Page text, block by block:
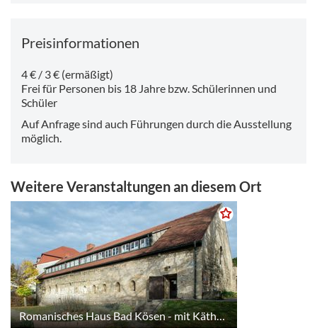
Preisinformationen
4 € / 3 € (ermäßigt)
Frei für Personen bis 18 Jahre bzw. Schülerinnen und
Schüler
Auf Anfrage sind auch Führungen durch die Ausstellung
möglich.
Weitere Veranstaltungen an diesem Ort
Romanisches Haus Bad Kösen - mit Käthe-Kruse-Puppenausstellung